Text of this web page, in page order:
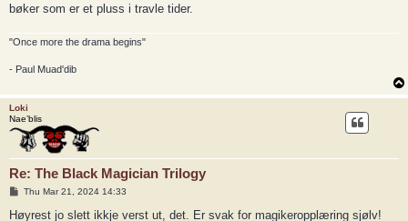
bøker som er et pluss i travle tider.
"Once more the drama begins"
- Paul Muad'dib
Loki
Nae’blis
Re: The Black Magician Trilogy
P
s
Thu Mar 21, 2024 14:33
Høyrest jo slett ikkje verst ut, det. Er svak for magikeropplæring sjølv!